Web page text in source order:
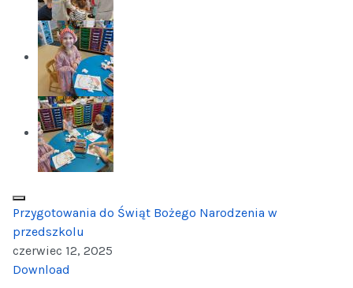
Przygotowania do Świąt Bożego Narodzenia w
przedszkolu
czerwiec 12, 2025
Download